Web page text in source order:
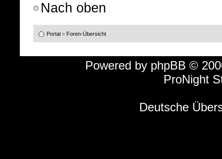
каталог bb2web at
vonKevinHom
ссылка на сайт
» Mi 1. Jul
Nach oben
Portal » Foren-Übersicht
Powered by phpBB ©
ProNight
Deutsche